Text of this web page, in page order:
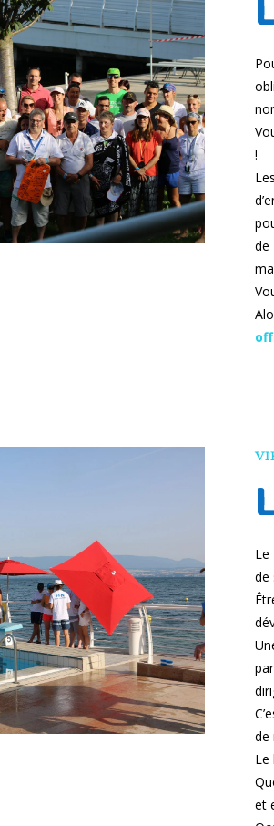
!
de
Le
de
de
Le
et